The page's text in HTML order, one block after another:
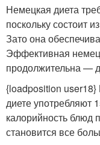
Немецкая диета
поскольку состоит
Зато она
Эффективная
продолжительна —
{loadposition user18}
диете употребляют
калорийность блюд
становится все